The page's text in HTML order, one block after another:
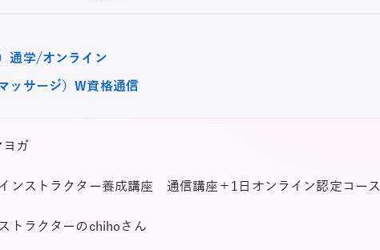
通学/オンライン
ッサージ）W資格通信
ヨガ
ンストラクター養成講座 通信講座＋1日オンライン認定コース
トラクターのchihoさん